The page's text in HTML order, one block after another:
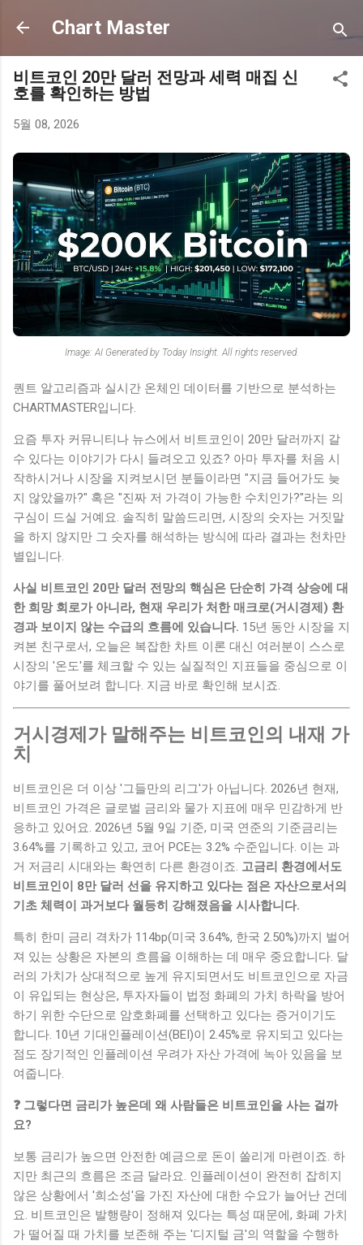
기본 콘텐츠로 건너뛰기
Chart Master
비트코인 20만 달러 전망과 세력 매집 신
호를 확인하는 방법
5월 08, 2026
Image: AI Generated by Today Insight. All rights reserved.
퀀트 알고리즘과 실시간 온체인 데이터를 기반으로 분석하는
CHARTMASTER입니다.
요즘 투자 커뮤니티나 뉴스에서 비트코인이 20만 달러까지 갈
수 있다는 이야기가 다시 들려오고 있죠? 아마 투자를 처음 시
작하시거나 시장을 지켜보시던 분들이라면 "지금 들어가도 늦
지 않았을까?" 혹은 "진짜 저 가격이 가능한 수치인가?"라는 의
구심이 드실 거예요. 솔직히 말씀드리면, 시장의 숫자는 거짓말
을 하지 않지만 그 숫자를 해석하는 방식에 따라 결과는 천차만
별입니다.
사실 비트코인 20만 달러 전망의 핵심은 단순히 가격 상승에 대
한 희망 회로가 아니라, 현재 우리가 처한 매크로(거시경제) 환
경과 보이지 않는 수급의 흐름에 있습니다. 15년 동안 시장을 지
켜본 친구로서, 오늘은 복잡한 차트 이론 대신 여러분이 스스로
시장의 '온도'를 체크할 수 있는 실질적인 지표들을 중심으로 이
야기를 풀어보려 합니다. 지금 바로 확인해 보시죠.
거시경제가 말해주는 비트코인의 내재 가
치
비트코인은 더 이상 '그들만의 리그'가 아닙니다. 2026년 현재,
비트코인 가격은 글로벌 금리와 물가 지표에 매우 민감하게 반
응하고 있어요. 2026년 5월 9일 기준, 미국 연준의 기준금리는
3.64%를 기록하고 있고, 코어 PCE는 3.2% 수준입니다. 이는 과
거 저금리 시대와는 확연히 다른 환경이죠. 고금리 환경에서도
비트코인이 8만 달러 선을 유지하고 있다는 점은 자산으로서의
기초 체력이 과거보다 월등히 강해졌음을 시사합니다.
특히 한미 금리 격차가 114bp(미국 3.64%, 한국 2.50%)까지 벌어
져 있는 상황은 자본의 흐름을 이해하는 데 매우 중요합니다. 달
러의 가치가 상대적으로 높게 유지되면서도 비트코인으로 자금
이 유입되는 현상은, 투자자들이 법정 화폐의 가치 하락을 방어
하기 위한 수단으로 암호화폐를 선택하고 있다는 증거이기도
합니다. 10년 기대인플레이션(BEI)이 2.45%로 유지되고 있다는
점도 장기적인 인플레이션 우려가 자산 가격에 녹아 있음을 보
여줍니다.
❓ 그렇다면 금리가 높은데 왜 사람들은 비트코인을 사는 걸까
요?
보통 금리가 높으면 안전한 예금으로 돈이 쏠리게 마련이죠. 하
지만 최근의 흐름은 조금 달라요. 인플레이션이 완전히 잡히지
않은 상황에서 '희소성'을 가진 자산에 대한 수요가 늘어난 건데
요. 비트코인은 발행량이 정해져 있다는 특성 때문에, 화폐 가치
가 떨어질 때 가치를 보존해 주는 '디지털 금'의 역할을 수행하